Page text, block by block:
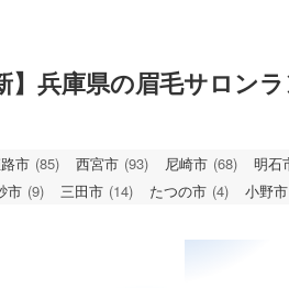
】兵庫県の眉毛サロン
市 (85) 西宮市 (93) 尼崎市 (68) 明石
市 (9) 三田市 (14) たつの市 (4) 小野市